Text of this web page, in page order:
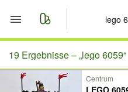
Start
Merkliste
19 Ergebnisse –„lego 6059“
Centrum
LEGO